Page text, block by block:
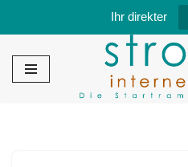
Ihr direkter
Zum